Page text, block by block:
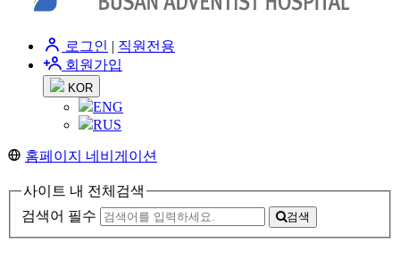
로그인 | 직원전용
회원가입
KOR
ENG
RUS
홈페이지 네비게이션
사이트 내 전체검색
검색어 필수
검색